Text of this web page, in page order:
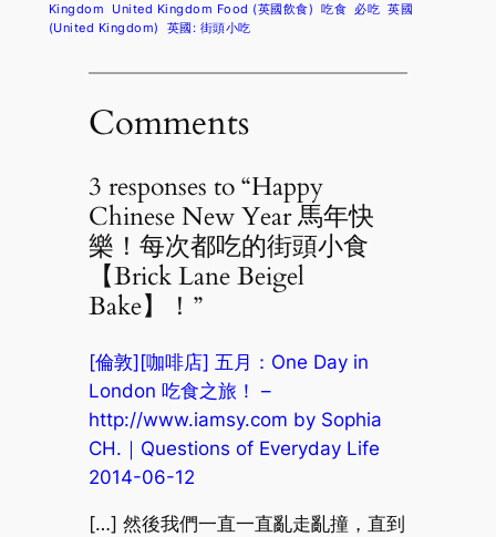
Kingdom
United Kingdom Food (英國飲食) 吃食 必吃 英國
(United Kingdom)
英國: 街頭小吃
Comments
3 responses to “Happy
Chinese New Year 馬年快
樂！每次都吃的街頭小食
【Brick Lane Beigel
Bake】！”
[倫敦][咖啡店] 五月：One Day in
London 吃食之旅！ –
http://www.iamsy.com by Sophia
CH.｜Questions of Everyday Life
2014-06-12
[…] 然後我們一直一直亂走亂撞，直到